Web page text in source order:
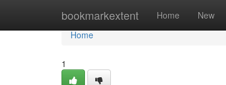
bookmarkextent Home New
Home
Home
1